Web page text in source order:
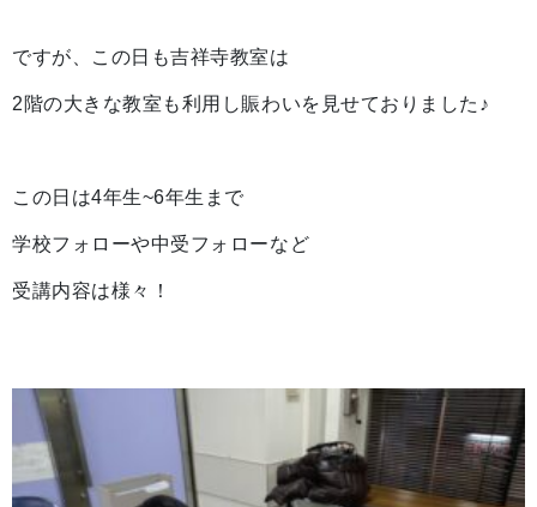
ですが、この日も吉祥寺教室は
2階の大きな教室も利用し賑わいを見せておりました ♪
この日は4年生~6年生まで
学校フォローや中受フォローなど
受講内容は様々！